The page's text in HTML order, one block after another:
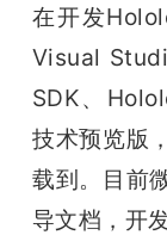
在开发
Visual
SDK、
技术预览版
载到。目前
导文档，开